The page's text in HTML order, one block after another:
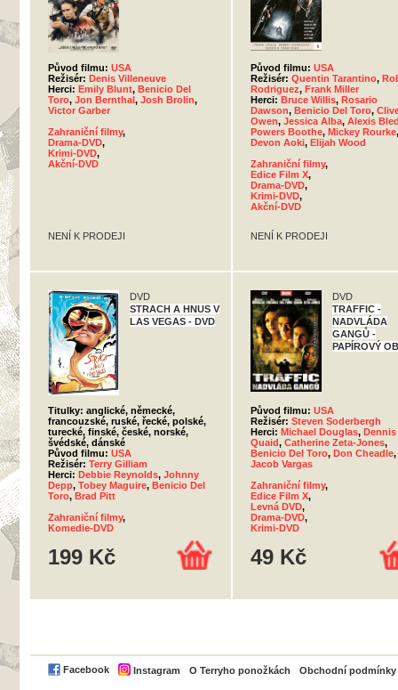
Původ filmu: USA
Režisér: Denis Villeneuve
Herci: Emily Blunt, Benicio Del
Toro, Jon Bernthal, Josh Brolin,
Victor Garber
Zahraniční filmy,
Drama-DVD,
Krimi-DVD,
Akční-DVD
NENÍ K PRODEJI
Původ filmu: USA
Režisér: Quentin Tarantino,
Rodriguez, Frank Miller
Herci: Bruce Willis, Rosario
Dawson, Benicio Del Toro,
Owen, Jessica Alba, Alexis
Powers Boothe, Mickey Rourke,
Devon Aoki, Elijah Wood
Zahraniční filmy,
Edice Film X,
Drama-DVD,
Krimi-DVD,
Akční-DVD
NENÍ K PRODEJI
DVD
STRACH A HNUS V
LAS VEGAS - DVD
Titulky: anglické, německé,
francouzské, ruské, řecké, polské,
turecké, finské, české, norské,
švédské, dánské
Původ filmu: USA
Režisér: Terry Gilliam
Herci: Debbie Reynolds, Johnny
Depp, Tobey Maguire, Benicio Del
Toro, Brad Pitt
Zahraniční filmy,
Komedie-DVD
199 Kč
DVD
TRAFFIC -
NADVLÁDA
GANGŮ -
PAPÍROVÝ
Původ filmu: USA
Režisér: Steven Soderbergh
Herci: Michael Douglas, Dennis
Quaid, Catherine Zeta-Jones,
Benicio Del Toro, Don Cheadle,
Jacob Vargas
Zahraniční filmy,
Edice Film X,
Levná DVD,
Drama-DVD,
Krimi-DVD
49 Kč
Facebook Instagram O Terryho ponožkách Obchodní podmínky
PayPal